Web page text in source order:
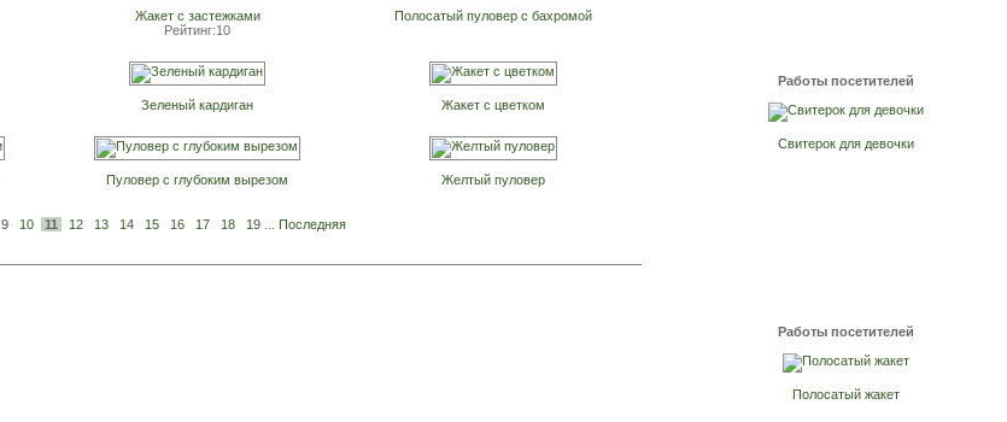
Жакет с застежками
Рейтинг:10
Полосатый пуловер с бахромой
Зеленый кардиган Жакет с цветком
Пуловер с глубоким вырезом Желтый пуловер
9 10 11 12 13 14 15 16 17 18 19 Последняя
Работы посетителей
Свитерок для девочки
Работы посетителей
Полосатый жакет